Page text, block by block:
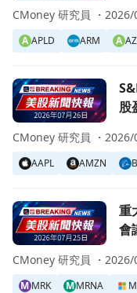
A APLD ARM A
CMoney 研究員 ・2026/
前往S&P 500企業財
股
AAPL AMZN
CMoney 研究員 ・2026/
前往重大事件一覽：重
會
M MRK M MRNA
CMoney 研究員 ・2026/